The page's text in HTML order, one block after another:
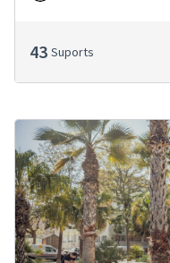
43 Suports